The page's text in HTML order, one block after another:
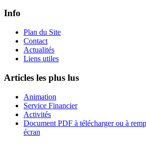
Info
Plan du Site
Contact
Actualités
Liens utiles
Articles les plus lus
Animation
Service Financier
Activités
Document PDF à télécharger ou à
écran